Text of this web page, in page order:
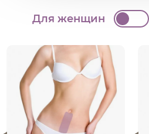
Для женщин